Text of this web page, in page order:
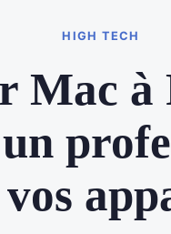
HIGH TECH
Mac à